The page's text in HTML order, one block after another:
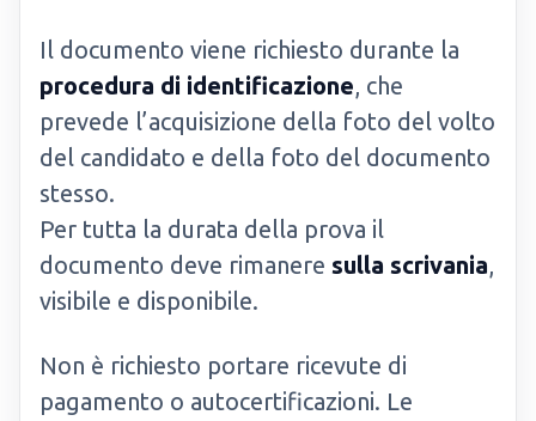
Il documento viene richiesto durante la
procedura di identificazione, che
prevede l’acquisizione della foto del volto
del candidato e della foto del documento
stesso.
Per tutta la durata della prova il
documento deve rimanere sulla scrivania,
visibile e disponibile.
Non è richiesto portare ricevute di
pagamento o autocertificazioni. Le